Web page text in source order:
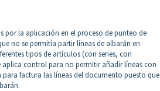
por la aplicación en el proceso de punteo de
no se permitía partir líneas de albarán en
tipos de artículos (con series, con
control para no permitir añadir líneas con
factura las líneas del documento puesto que